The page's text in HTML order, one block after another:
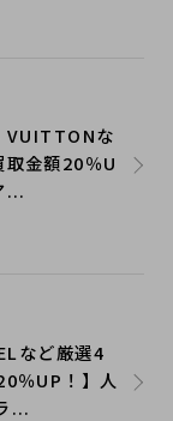
VUITTONな
取金額20％U
...
など厳選4
％UP！】人
...